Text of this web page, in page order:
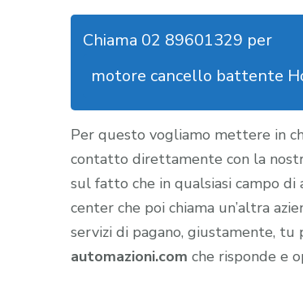
Chiama 02 89601329 per
motore cancello battente
Per questo vogliamo mettere in
contatto direttamente con la
sul fatto che in qualsiasi campo
center che poi chiama un’altra
servizi di pagano, giustamente, tu
automazioni.com che risponde e